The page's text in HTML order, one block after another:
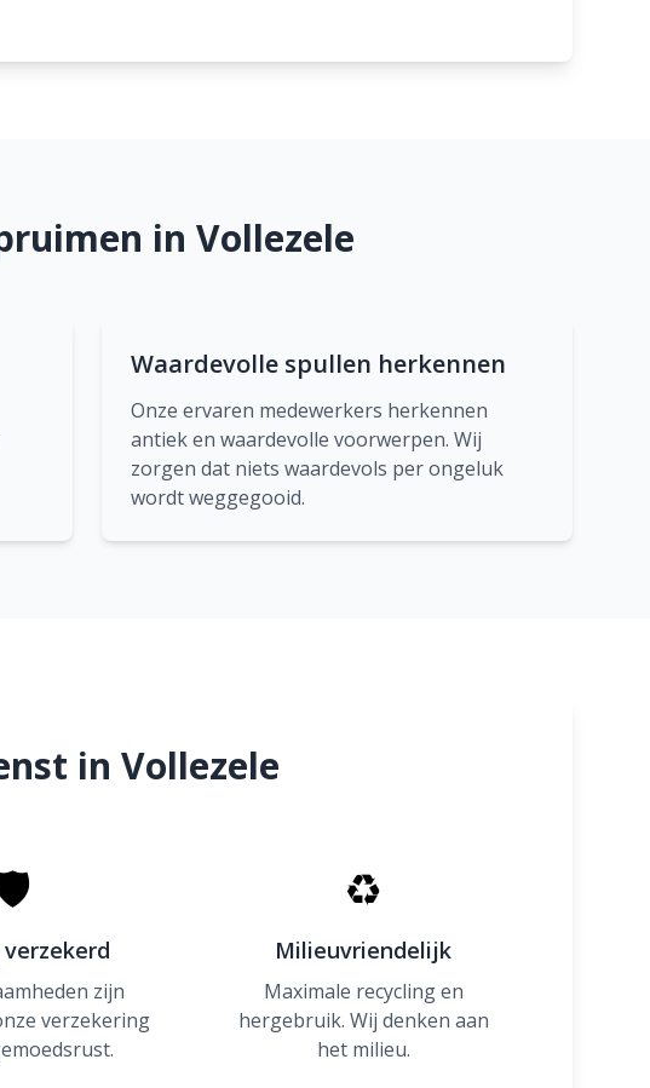
in Vollezele
Waardevolle spullen herkennen
Onze ervaren medewerkers herkennen
antiek en waardevolle voorwerpen. Wij
zorgen dat niets waardevols per ongeluk
wordt weggegooid.
in Vollezele
zijn
verzekering
♻
Milieuvriendelijk
Maximale recycling en
hergebruik. Wij denken aan
het milieu.